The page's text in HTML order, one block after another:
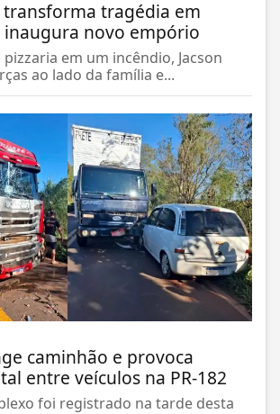
tragédia em
inaugura novo empório
em um incêndio, Jacson
ao lado da família e...
caminhão e provoca
entre veículos na PR-182
foi registrado na tarde desta